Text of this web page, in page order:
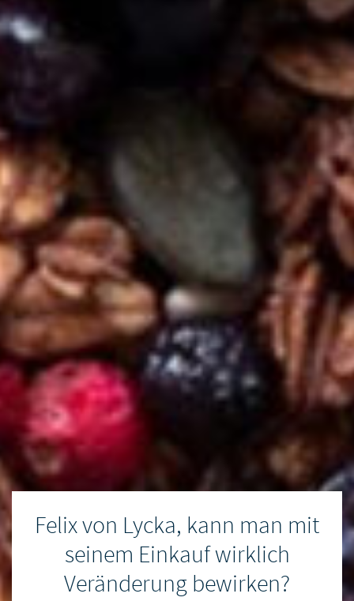
Felix von Lycka, kann man mit
seinem Einkauf wirklich
Veränderung bewirken?